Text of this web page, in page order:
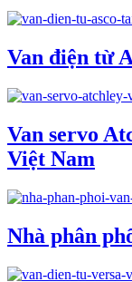
Van điện từ
Van servo
Việt Nam
Nhà phân